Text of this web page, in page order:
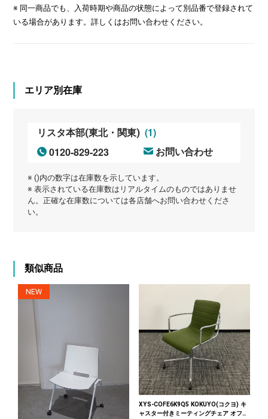
※ 同一商品でも、入荷時期や商品の状態によって別品番で登録されて
いる場合があります。詳しくはお問い合わせください。
エリア別在庫
リスタ本部(東北・関東) (1)
0120-829-223
お問い合わせ
※ ()内の数字は在庫数を示しています。
※ 表示されている在庫数はリアルタイムのものではありませ
ん。正確な在庫数については各店舗へお問い合わせくださ
い。
類似商品
NEW
XYS-COFE6K9Q5 KOKUYO(コクヨ) キ
ャスター付きミーティングチェア オフセ